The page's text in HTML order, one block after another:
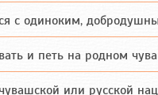
добродушным, без
и петь на родном
или русской